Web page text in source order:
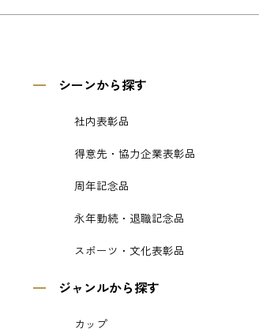
シーンから探す
社内表彰品
得意先・協力企業表彰品
周年記念品
永年勤続・退職記念品
スポーツ・文化表彰品
ジャンルから探す
カップ